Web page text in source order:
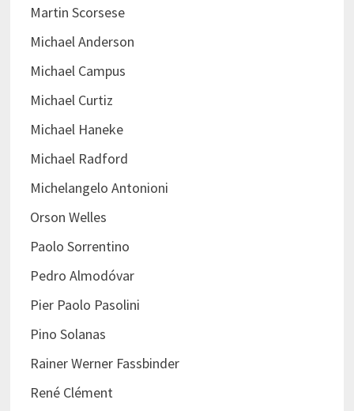
Martin Scorsese
Michael Anderson
Michael Campus
Michael Curtiz
Michael Haneke
Michael Radford
Michelangelo Antonioni
Orson Welles
Paolo Sorrentino
Pedro Almodóvar
Pier Paolo Pasolini
Pino Solanas
Rainer Werner Fassbinder
René Clément